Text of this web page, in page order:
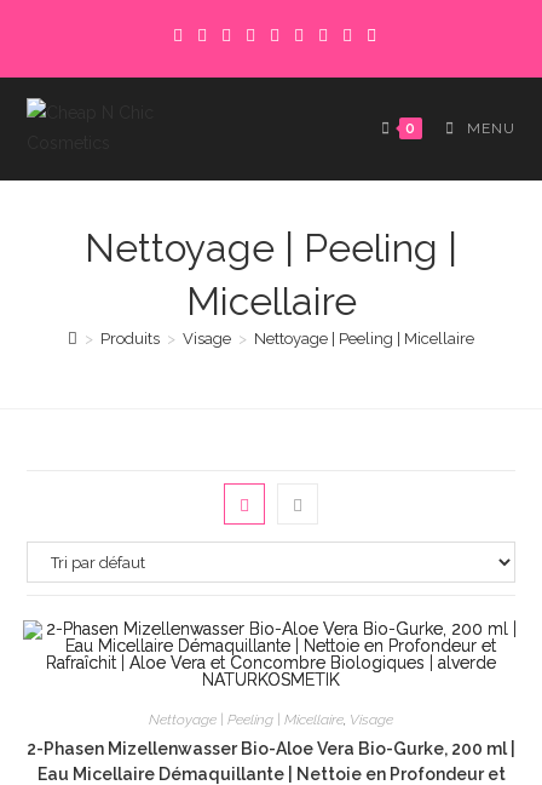
content
0 MENU
Nettoyage | Peeling |
Micellaire
> Produits > Visage > Nettoyage | Peeling | Micellaire
Nettoyage | Peeling | Micellaire, Visage
2-Phasen Mizellenwasser Bio-Aloe Vera Bio-Gurke, 200 ml |
Eau Micellaire Démaquillante | Nettoie en Profondeur et